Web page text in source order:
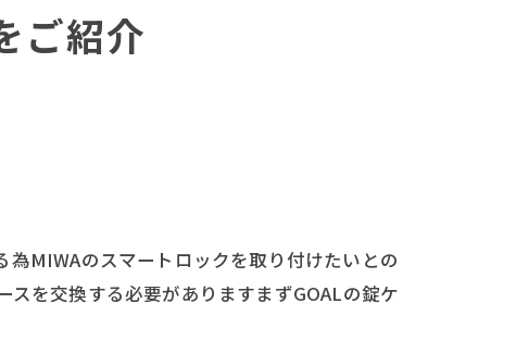
ご紹介
MIWAのスマートロックを取り付けたいとの
を交換する必要がありますまずGOALの錠ケ